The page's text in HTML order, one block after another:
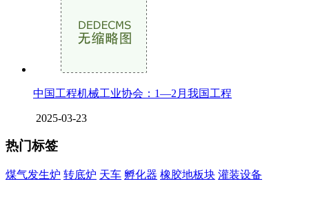
中国工程机械工业协会：1—2月我国工程
2025-03-23
热门标签
煤气发生炉 转底炉 天车 孵化器 橡胶地板块 灌装设备